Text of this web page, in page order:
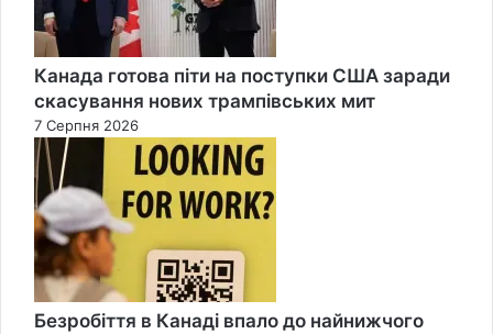
Канада готова піти на поступки США заради
скасування нових трампівських мит
7 Серпня 2026
Безробіття в Канаді впало до найнижчого